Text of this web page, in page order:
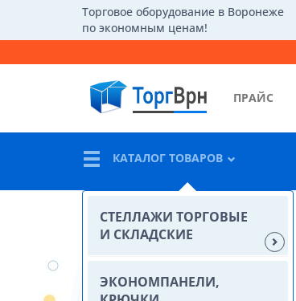
Торговое оборудование в Воронеже
по экономным ценам!
ПРАЙС
КАТАЛОГ ТОВАРОВ
СТЕЛЛАЖИ ТОРГОВЫЕ
И СКЛАДСКИЕ
ЭКОНОМПАНЕЛИ,